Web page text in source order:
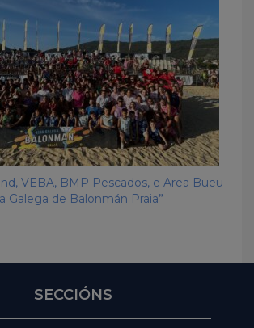
VEBA, BMP Pescados, e Area Bueu
Galega de Balonmán Praia”
SECCIÓNS